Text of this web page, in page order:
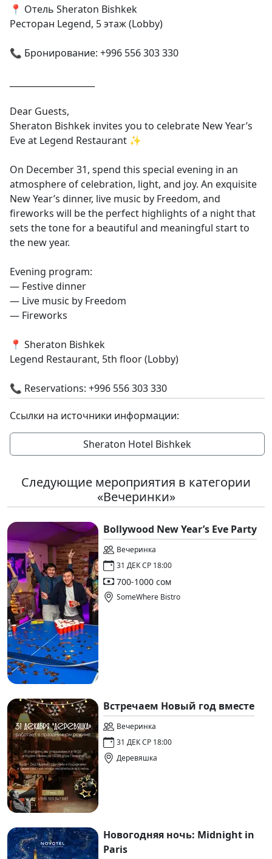
📍 Отель Sheraton Bishkek
Ресторан Legend, 5 этаж (Lobby)
📞 Бронирование: +996 556 303 330
Dear Guests,
Sheraton Bishkek invites you to celebrate New Year’s
Eve at Legend Restaurant ✨
On December 31, spend this special evening in an
atmosphere of celebration, light, and joy. An exquisite
New Year’s dinner, live music by Freedom, and
fireworks will be the perfect highlights of a night that
sets the tone for a beautiful and meaningful start to
the new year.
Evening program:
— Festive dinner
— Live music by Freedom
— Fireworks
📍 Sheraton Bishkek
Legend Restaurant, 5th floor (Lobby)
📞 Reservations: +996 556 303 330
Ссылки на источники информации:
Sheraton Hotel Bishkek
Следующие мероприятия в категории
«Вечеринки»
Bollywood New Year’s Eve Party
Вечеринка
31 ДЕК СР 18:00
700-1000 сом
SomeWhere Bistro
Встречаем Новый год вместе
Вечеринка
31 ДЕК СР 18:00
Деревяшка
Новогодняя ночь: Midnight in
Paris